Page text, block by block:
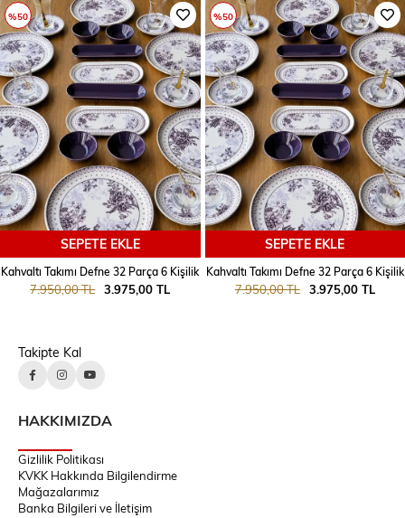
SEPETE EKLE
Kahvaltı Takımı Defne 32 Parça 6 Kişilik
3.975,00 TL
7.950,00 TL
%50
SEPETE EKLE
Kahvaltı Takımı Defne 32 Parça 6 Kişilik
3.975,00 TL
7.950,00 TL
%50
Takipte Kal
HAKKIMIZDA
Gizlilik Politikası
KVKK Hakkında Bilgilendirme
Mağazalarımız
Banka Bilgileri ve İletişim